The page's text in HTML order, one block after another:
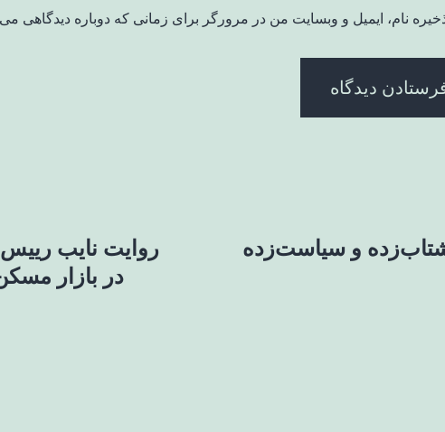
نام، ایمیل و وبسایت من در مرورگر برای زمانی که دوباره دیدگاهی
و سیاست‌زده
روایت نایب رییس
در بازار